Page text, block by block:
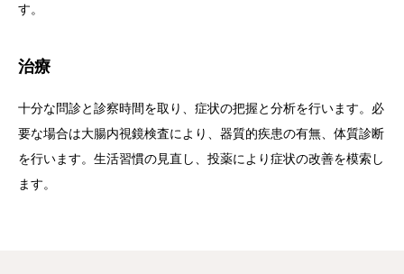
す。
治療
十分な問診と診察時間を取り、症状の把握と分析を行います。必
要な場合は大腸内視鏡検査により、器質的疾患の有無、体質診断
を行います。生活習慣の見直し、投薬により症状の改善を模索し
ます。